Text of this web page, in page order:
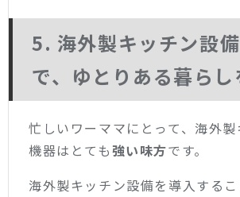
5. 海外製キッチン設
で、ゆとりある暮らし
忙しいワーママにとって、海外
機器はとても強い味方です。
海外製キッチン設備を導入するこ